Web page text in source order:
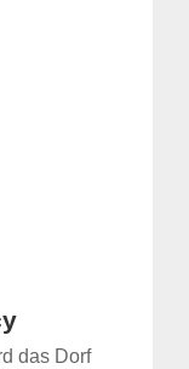
das Dorf